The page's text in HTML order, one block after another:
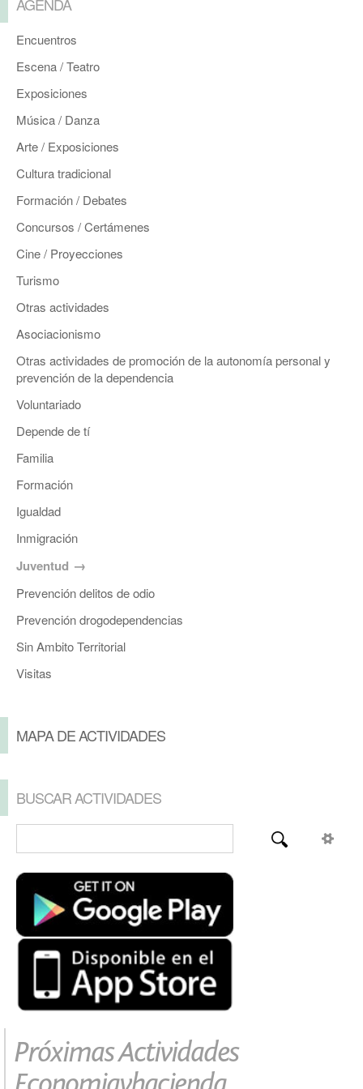
Encuentros
Escena / Teatro
Exposiciones
Música / Danza
Arte / Exposiciones
Cultura tradicional
Formación / Debates
Concursos / Certámenes
Cine / Proyecciones
Turismo
Otras actividades
Asociacionismo
Otras actividades de promoción de la autonomía personal y
prevención de la dependencia
Voluntariado
Depende de tí
Familia
Formación
Igualdad
Inmigración
Juventud
Prevención delitos de odio
Prevención drogodependencias
Sin Ambito Territorial
Visitas
MAPA DE ACTIVIDADES
BUSCAR ACTIVIDADES
Próximas Actividades